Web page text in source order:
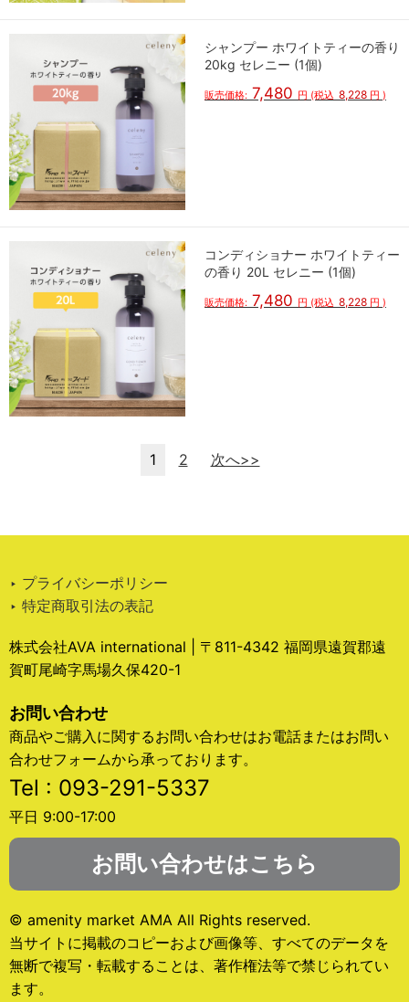
シャンプー ホワイトティーの香り
20kg セレニー (1個)
販売価格: 7,480 円 (税込 8,228 円 )
コンディショナー ホワイトティー
の香り 20L セレニー (1個)
販売価格: 7,480 円 (税込 8,228 円 )
1 2 次へ>>
‣ プライバシーポリシー
‣ 特定商取引法の表記
株式会社AVA international | 〒811-4342 福岡県遠賀郡遠
賀町尾崎字馬場久保420-1
お問い合わせ
商品やご購入に関するお問い合わせはお電話またはお問い
合わせフォームから承っております。
Tel : 093-291-5337
平日 9:00-17:00
お問い合わせはこちら
© amenity market AMA All Rights reserved.
当サイトに掲載のコピーおよび画像等、すべてのデータを
無断で複写・転載することは、著作権法等で禁じられてい
ます。